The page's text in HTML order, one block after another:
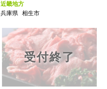
近畿地方
兵庫県 相生市
受付終了